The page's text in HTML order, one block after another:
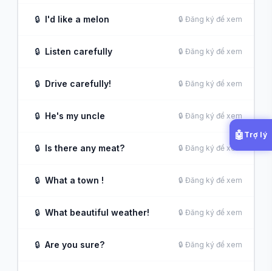
🔒 I'd like a melon 🔒 Đăng ký để xem
🔒 Listen carefully 🔒 Đăng ký để xem
🔒 Drive carefully! 🔒 Đăng ký để xem
🔒 He's my uncle 🔒 Đăng ký để xem
🔒 Is there any meat? 🔒 Đăng ký để xem
🔒 What a town ! 🔒 Đăng ký để xem
🔒 What beautiful weather! 🔒 Đăng ký để xem
🔒 Are you sure? 🔒 Đăng ký để xem
🤖 Trợ lý